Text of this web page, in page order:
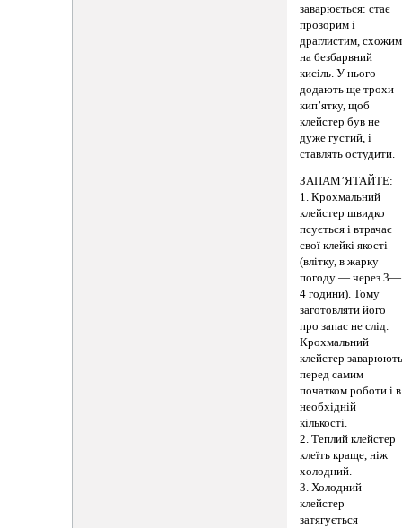
заварюється: стає
прозорим і
драглистим, схожим
на безбарвний
кисіль. У нього
додають ще трохи
кип’ятку, щоб
клейстер був не
дуже густий, і
ставлять остудити.
ЗАПАМ’ЯТАЙТЕ:
1. Крохмальний
клейстер швидко
псується і втрачає
свої клейкі якості
(влітку, в жарку
погоду — через 3—
4 години). Тому
заготовляти його
про запас не слід.
Крохмальний
клейстер
перед самим
початком роботи і в
необхідній
кількості.
2. Теплий клейстер
клеїть краще, ніж
холодний.
3. Холодний
клейстер
затягується